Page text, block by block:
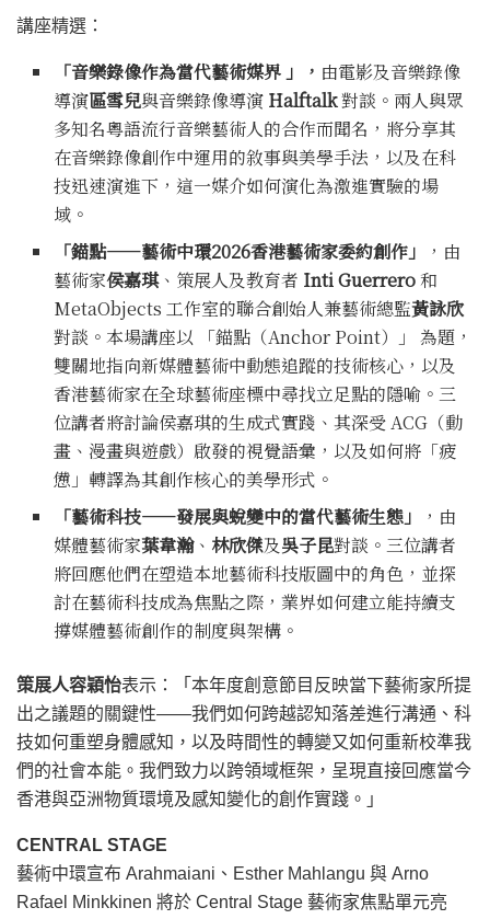
講座精選：
「音樂錄像作為當代藝術媒界 」， 由電影及音樂錄像
導演區雪兒與音樂錄像導演 Halftalk對談。兩人與眾
多知名粵語流行音樂藝術人的合作而聞名，將分享其
在音樂錄像創作中運用的敘事與美學手法，以及在科
技迅速演進下，這一媒介如何演化為激進實驗的場
域。
「錨點——藝術中環2026香港藝術家委約創作」
，由
藝術家侯嘉琪、策展人及教育者 Inti Guerrero和
MetaObjects 工作室的聯合創始人兼藝術總監黃詠欣
對談。本場講座以 「錨點（Anchor Point）」 為題，
雙關地指向新媒體藝術中動態追蹤的技術核心，以及
香港藝術家在全球藝術座標中尋找立足點的隱喻。三
位講者將討論侯嘉琪的生成式實踐、其深受 ACG（動
畫、漫畫與遊戲）啟發的視覺語彙，以及如何將「疲
憊」轉譯為其創作核心的美學形式。
「藝術科技——發展與蛻變中的當代藝術生態」
，由
媒體藝術家葉韋瀚、 林欣傑及吳子昆對談。三位講者
將回應他們在塑造本地藝術科技版圖中的角色，並探
討在藝術科技成為焦點之際，業界如何建立能持續支
撐媒體藝術創作的制度與架構。
策展人容穎怡表示：「本年度創意節目反映當下藝術家所提
出之議題的關鍵性——我們如何跨越認知落差進行溝通、科
技如何重塑身體感知，以及時間性的轉變又如何重新校準我
們的社會本能。我們致力以跨領域框架，呈現直接回應當今
香港與亞洲物質環境及感知變化的創作實踐。」
CENTRAL STAGE
藝術中環宣布 Arahmaiani、Esther Mahlangu 與 Arno
Rafael Minkkinen 將於 Central Stage 藝術家焦點單元亮